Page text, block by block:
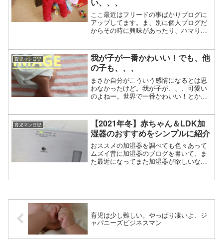
ここ最近はフリードの事ばかりブログに
アップしてます。ま、別に個人ブログだ
からその時に興味があったり、ハマり過
ありつつ。でもまあ『育児マン日記』だ
よなぁ、、、と自分でも頭...
育児マン日記
我が子が一番かわいい！でも、他
の子も、、、
まさか自分がこういう感情になるとは思
わなかったけど。我が子が、、、可愛い
のよねー。世界で一番かわいい！とか言
『あれ？？他の子も可愛くないか？？』
なんて思って。これ。実は...
育児マン日記
【2021年冬】赤ちゃん＆LDK加
湿器のおすすめをシンプルに紹介
おススメの加湿器を調べても色々あって
ムズイ昔に加湿器のブログを書いて、ま
た最近になってまた加湿器が欲しいな、
育児は少し難しい。やっぱり凄いよ、ジ
ャパニーズビジネスマン